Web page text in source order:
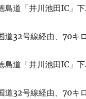
島道「井川池田IC」下
道32号線経由、70キ
島道「井川池田IC」
道32号線経由、70キ